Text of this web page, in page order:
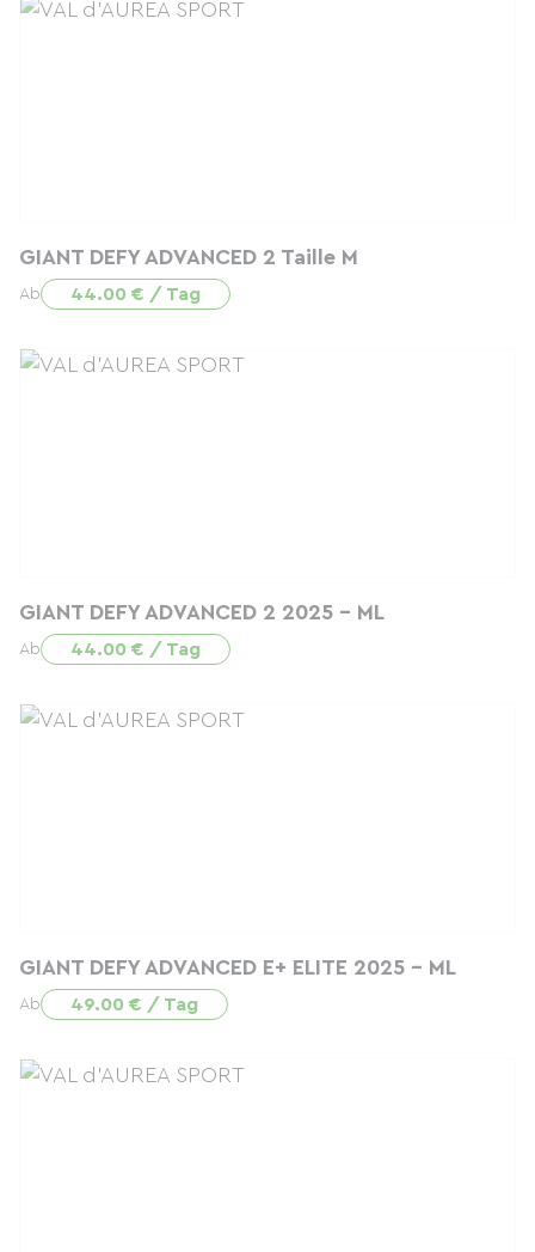
GIANT DEFY ADVANCED 2 Taille M
Ab 44.00 € / Tag
GIANT DEFY ADVANCED 2 2025 - ML
Ab 44.00 € / Tag
GIANT DEFY ADVANCED E+ ELITE 2025 - ML
Ab 49.00 € / Tag